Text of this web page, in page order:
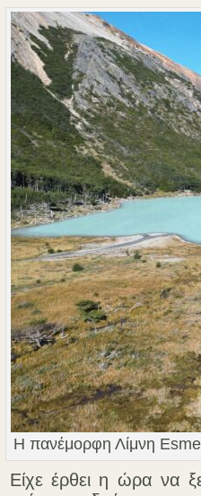
Η πανέμορφη Λίμνη
Είχε έρθει η ώρα να